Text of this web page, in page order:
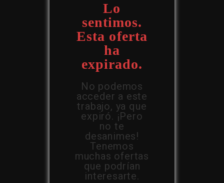
Lo
sentimos.
Esta oferta
ha
expirado.
No podemos
acceder a este
trabajo, ya que
expiró. ¡Pero
no te
desanimes!
Tenemos
muchas ofertas
que podrían
interesarte.